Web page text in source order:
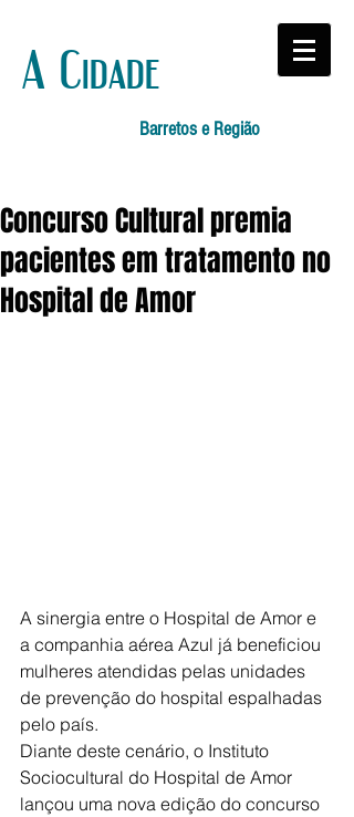
A Cidade
Barretos e Região
Concurso Cultural premia
pacientes em tratamento no
Hospital de Amor
A sinergia entre o Hospital de Amor e
a companhia aérea Azul já beneficiou
mulheres atendidas pelas unidades
de prevenção do hospital espalhadas
pelo país.
Diante deste cenário, o Instituto
Sociocultural do Hospital de Amor
lançou uma nova edição do concurso